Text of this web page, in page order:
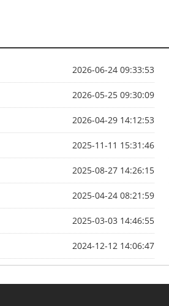
2026-06-24 09:33:53
2026-05-25 09:30:09
2026-04-29 14:12:53
2025-11-11 15:31:46
2025-08-27 14:26:15
2025-04-24 08:21:59
2025-03-03 14:46:55
2024-12-12 14:06:47